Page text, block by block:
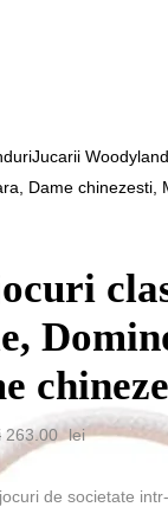
Jucarii Woodyland
Dame chinezesti,
Prețul
inițial
a
263.00 leiPrețul
este:
de societate